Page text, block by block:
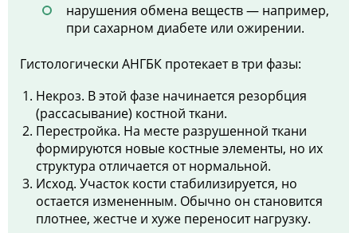
нарушения обмена веществ — например,
при сахарном диабете или ожирении.
Гистологически АНГБК протекает в три фазы:
Некроз. В этой фазе начинается резорбция
(рассасывание) костной ткани.
Перестройка. На месте разрушенной ткани
формируются новые костные элементы, но их
структура отличается от нормальной.
Исход. Участок кости стабилизируется, но
остается измененным. Обычно он становится
плотнее, жестче и хуже переносит нагрузку.